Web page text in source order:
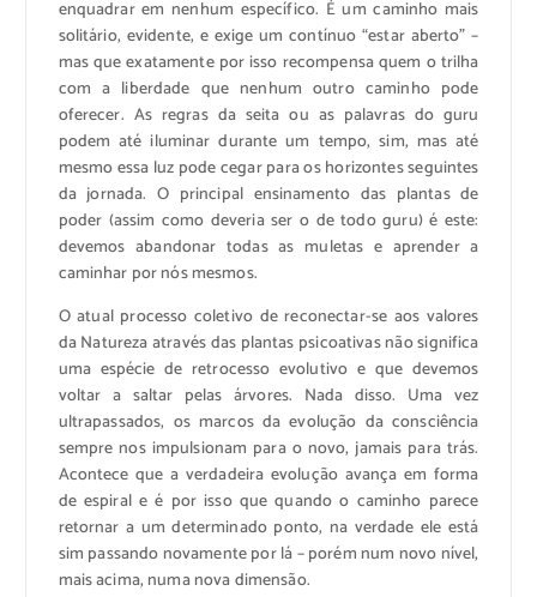
enquadrar em nenhum específico. É um caminho mais
solitário, evidente, e exige um contínuo “estar aberto” –
mas que exatamente por isso recompensa quem o trilha
com a liberdade que nenhum outro caminho pode
oferecer. As regras da seita ou as palavras do guru
podem até iluminar durante um tempo, sim, mas até
mesmo essa luz pode cegar para os horizontes seguintes
da jornada. O principal ensinamento das plantas de
poder (assim como deveria ser o de todo guru) é este:
devemos abandonar todas as muletas e aprender a
caminhar por nós mesmos.
O atual processo coletivo de reconectar-se aos valores
da Natureza através das plantas psicoativas não significa
uma espécie de retrocesso evolutivo e que devemos
voltar a saltar pelas árvores. Nada disso. Uma vez
ultrapassados, os marcos da evolução da consciência
sempre nos impulsionam para o novo, jamais para trás.
Acontece que a verdadeira evolução avança em forma
de espiral e é por isso que quando o caminho parece
retornar a um determinado ponto, na verdade ele está
sim passando novamente por lá – porém num novo nível,
mais acima, numa nova dimensão.